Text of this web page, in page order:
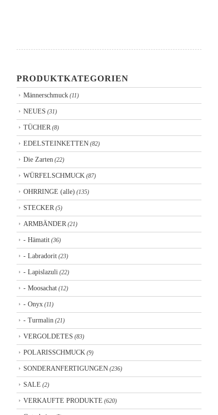
PRODUKTKATEGORIEN
Männerschmuck (11)
NEUES (31)
TÜCHER (8)
EDELSTEINKETTEN (82)
Die Zarten (22)
WÜRFELSCHMUCK (87)
OHRRINGE (alle) (135)
STECKER (5)
ARMBÄNDER (21)
- Hämatit (36)
- Labradorit (23)
- Lapislazuli (22)
- Moosachat (12)
- Onyx (11)
- Turmalin (21)
VERGOLDETES (83)
POLARISSCHMUCK (9)
SONDERANFERTIGUNGEN (236)
SALE (2)
VERKAUFTE PRODUKTE (620)